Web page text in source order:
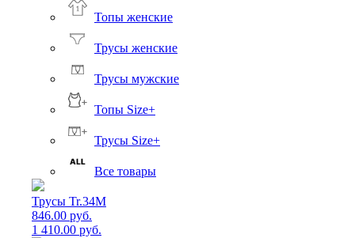
Топы женские
Трусы женские
Трусы мужские
Топы Size+
Трусы Size+
Все товары
Трусы Tr.34M
846.00 руб.
1 410.00 руб.